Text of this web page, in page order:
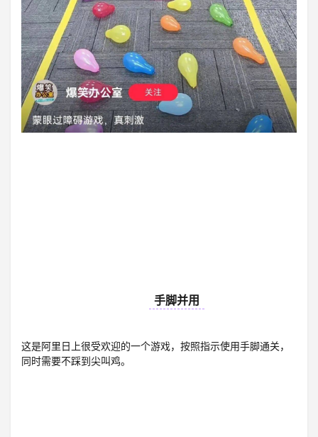
手脚并用
这是阿里日上很受欢迎的一个游戏，按照指示使用手脚通关，
同时需要不踩到尖叫鸡。